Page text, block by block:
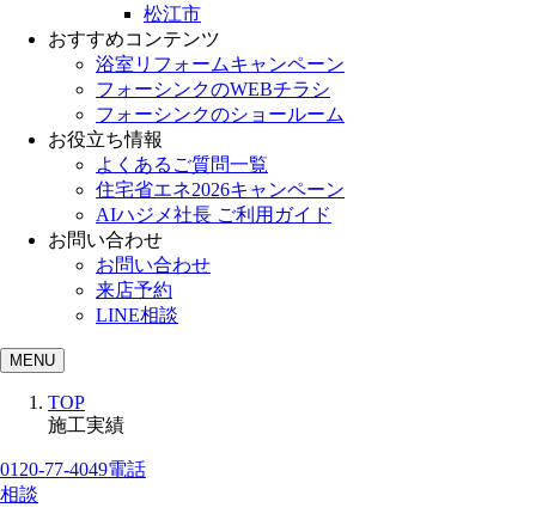
松江市
おすすめコンテンツ
浴室リフォームキャンペーン
フォーシンクのWEBチラシ
フォーシンクのショールーム
お役立ち情報
よくあるご質問一覧
住宅省エネ2026キャンペーン
AIハジメ社長 ご利用ガイド
お問い合わせ
お問い合わせ
来店予約
LINE相談
MENU
TOP
施工実績
0120-77-4049電話
相談